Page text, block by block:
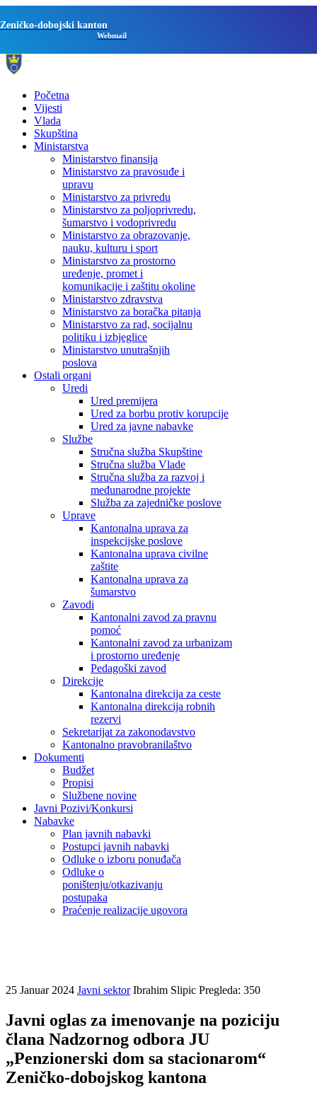
Zeničko-dobojski kanton
Webmail
Početna
Vijesti
Vlada
Skupština
Ministarstva
Ministarstvo finansija
Ministarstvo za pravosuđe i
upravu
Ministarstvo za privredu
Ministarstvo za poljoprivredu,
šumarstvo i vodoprivredu
Ministarstvo za obrazovanje,
nauku, kulturu i sport
Ministarstvo za prostorno
uređenje, promet i
komunikacije i zaštitu okoline
Ministarstvo zdravstva
Ministarstvo za boračka pitanja
Ministarstvo za rad, socijalnu
politiku i izbjeglice
Ministarstvo unutrašnjih
poslova
Ostali organi
Uredi
Ured premijera
Ured za borbu protiv korupcije
Ured za javne nabavke
Službe
Stručna služba Skupštine
Stručna služba Vlade
Stručna služba za razvoj i
međunarodne projekte
Služba za zajedničke poslove
Uprave
Kantonalna uprava za
inspekcijske poslove
Kantonalna uprava civilne
zaštite
Kantonalna uprava za
šumarstvo
Zavodi
Kantonalni zavod za pravnu
pomoć
Kantonalni zavod za urbanizam
i prostorno uređenje
Pedagoški zavod
Direkcije
Kantonalna direkcija za ceste
Kantonalna direkcija robnih
rezervi
Sekretarijat za zakonodavstvo
Kantonalno pravobranilaštvo
Dokumenti
Budžet
Propisi
Službene novine
Javni Pozivi/Konkursi
Nabavke
Plan javnih nabavki
Postupci javnih nabavki
Odluke o izboru ponuđača
Odluke o
poništenju/otkazivanju
postupaka
Praćenje realizacije ugovora
25 Januar 2024 Javni sektor Ibrahim Slipic Pregleda: 350
Javni oglas za imenovanje na poziciju
člana Nadzornog odbora JU
„Penzionerski dom sa stacionarom“
Zeničko-dobojskog kantona